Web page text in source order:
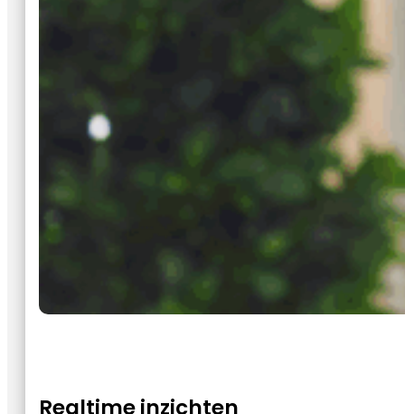
Realtime inzichten